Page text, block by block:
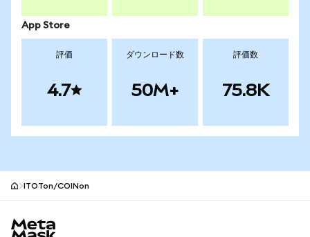
App Store
評価
4.7
ダウンロード数
50M+
評価数
75.8K
ITOTon/COINon